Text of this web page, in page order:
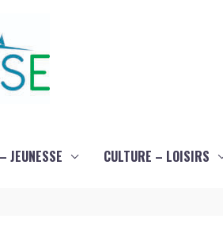
JEUNESSE CULTURE – LOISIRS